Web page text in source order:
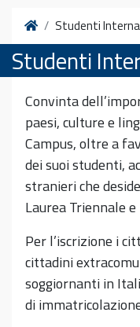
HomeStudenti
Studenti
Convinta
paesi, culture e
Campus, oltre a
dei suoi studenti,
stranieri che
Laurea Triennale
Per l’iscrizione i
cittadini
soggiornanti in
di